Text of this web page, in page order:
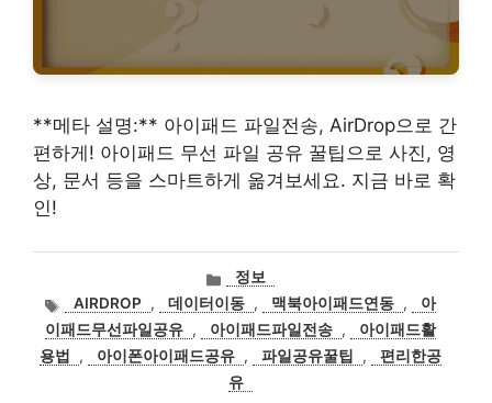
**메타 설명:** 아이패드 파일전송, AirDrop으로 간
편하게! 아이패드 무선 파일 공유 꿀팁으로 사진, 영
상, 문서 등을 스마트하게 옮겨보세요. 지금 바로 확
인!
카
테
고
리
정보
태
그
AIRDROP , 데이터이동 , 맥북아이패드연동 ,
아
이패드무선파일공유 , 아이패드파일전송 ,
아이패드활
용법
, 아이폰아이패드공유 , 파일공유꿀팁 ,
편리한공
유